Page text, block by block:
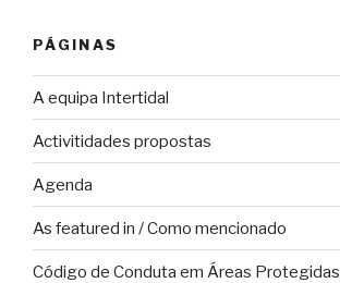
PÁGINAS
A equipa Intertidal
Activitidades propostas
Agenda
As featured in / Como mencionado
Código de Conduta em Áreas Protegidas